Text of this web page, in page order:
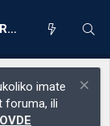
REGISTRACIJA
imate
foruma, ili
OVDE